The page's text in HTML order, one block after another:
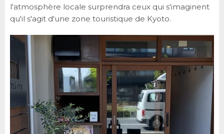
l'atmosphère locale surprendra ceux qui s'imaginent
qu'il s'agit d'une zone touristique de Kyoto.